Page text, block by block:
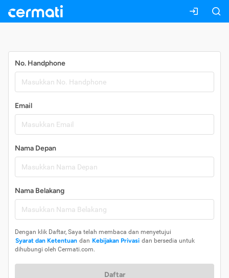
No. Handphone
Email
Nama Depan
Nama Belakang
Dengan klik Daftar, Saya telah membaca dan menyetujui
Syarat dan Ketentuan dan Kebijakan Privasi dan bersedia untuk
dihubungi oleh Cermati.com.
Daftar